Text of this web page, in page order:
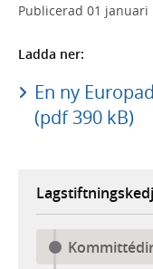
Publicerad 01 januari
Ladda ner:
En ny
(pdf 390 kB)